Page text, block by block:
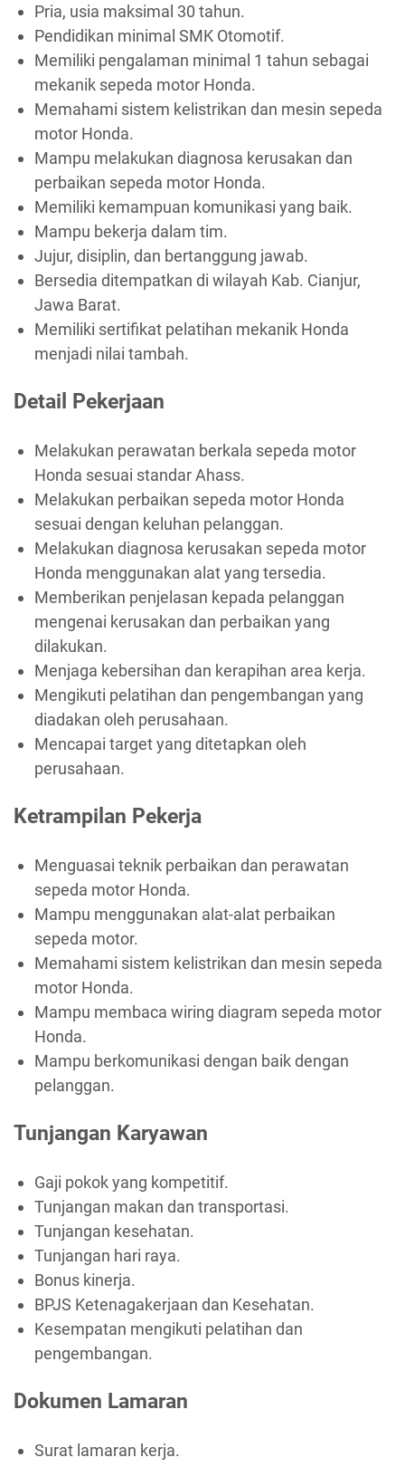
Pria, usia maksimal 30 tahun.
Pendidikan minimal SMK Otomotif.
Memiliki pengalaman minimal 1 tahun sebagai
mekanik sepeda motor Honda.
Memahami sistem kelistrikan dan mesin sepeda
motor Honda.
Mampu melakukan diagnosa kerusakan dan
perbaikan sepeda motor Honda.
Memiliki kemampuan komunikasi yang baik.
Mampu bekerja dalam tim.
Jujur, disiplin, dan bertanggung jawab.
Bersedia ditempatkan di wilayah Kab. Cianjur,
Jawa Barat.
Memiliki sertifikat pelatihan mekanik Honda
menjadi nilai tambah.
Detail Pekerjaan
Melakukan perawatan berkala sepeda motor
Honda sesuai standar Ahass.
Melakukan perbaikan sepeda motor Honda
sesuai dengan keluhan pelanggan.
Melakukan diagnosa kerusakan sepeda motor
Honda menggunakan alat yang tersedia.
Memberikan penjelasan kepada pelanggan
mengenai kerusakan dan perbaikan yang
dilakukan.
Menjaga kebersihan dan kerapihan area kerja.
Mengikuti pelatihan dan pengembangan yang
diadakan oleh perusahaan.
Mencapai target yang ditetapkan oleh
perusahaan.
Ketrampilan Pekerja
Menguasai teknik perbaikan dan perawatan
sepeda motor Honda.
Mampu menggunakan alat-alat perbaikan
sepeda motor.
Memahami sistem kelistrikan dan mesin sepeda
motor Honda.
Mampu membaca wiring diagram sepeda motor
Honda.
Mampu berkomunikasi dengan baik dengan
pelanggan.
Tunjangan Karyawan
Gaji pokok yang kompetitif.
Tunjangan makan dan transportasi.
Tunjangan kesehatan.
Tunjangan hari raya.
Bonus kinerja.
BPJS Ketenagakerjaan dan Kesehatan.
Kesempatan mengikuti pelatihan dan
pengembangan.
Dokumen Lamaran
Surat lamaran kerja.